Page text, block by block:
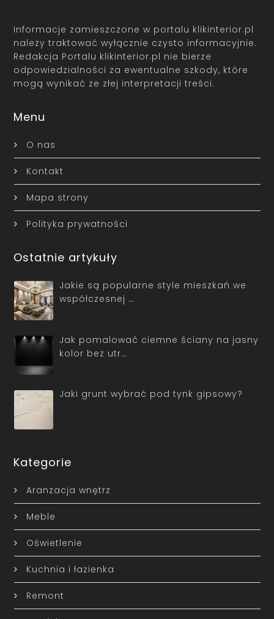
Informacje zamieszczone w portalu klikinterior.pl
należy traktować wyłącznie czysto informacyjnie.
Redakcja Portalu klikinterior.pl nie bierze
odpowiedzialności za ewentualne szkody, które
mogą wynikać ze złej interpretacji treści.
Menu
O nas
Kontakt
Mapa strony
Polityka prywatności
Ostatnie artykuły
Jakie są popularne style mieszkań we
współczesnej …
Jak pomalować ciemne ściany na jasny
kolor bez utr…
Jaki grunt wybrać pod tynk gipsowy?
Kategorie
Aranżacja wnętrz
Meble
Oświetlenie
Kuchnia i łazienka
Remont